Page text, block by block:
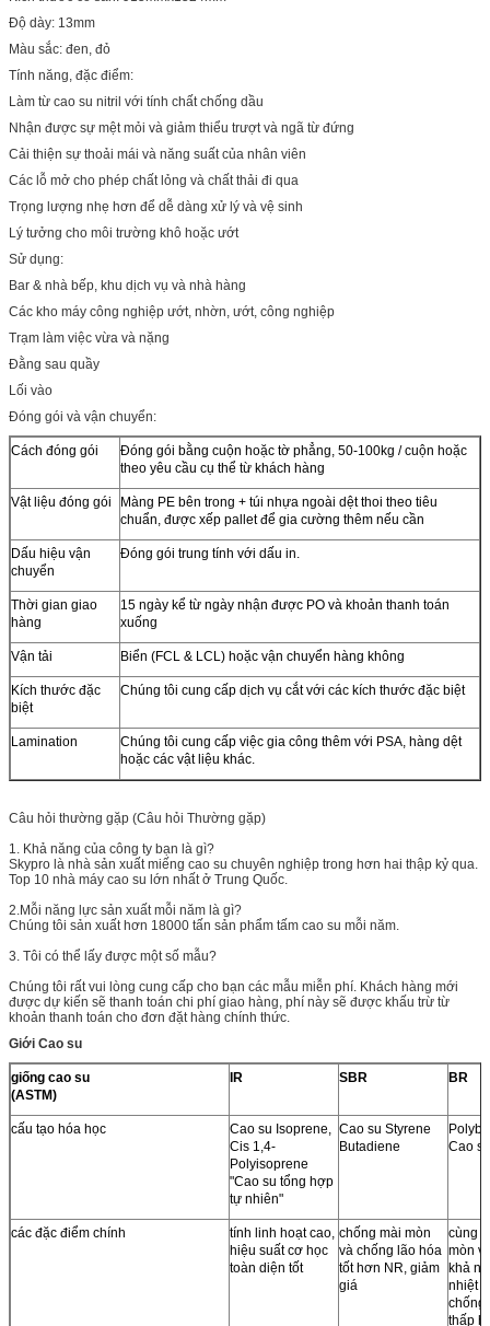
Độ dày: 13mm
Màu sắc: đen, đỏ
Tính năng, đặc điểm:
Làm từ cao su nitril với tính chất chống dầu
Nhận được sự mệt mỏi và giảm thiểu trượt và ngã từ đứng
Cải thiện sự thoải mái và năng suất của nhân viên
Các lỗ mở cho phép chất lỏng và chất thải đi qua
Trọng lượng nhẹ hơn để dễ dàng xử lý và vệ sinh
Lý tưởng cho môi trường khô hoặc ướt
Sử dụng:
Bar & nhà bếp, khu dịch vụ và nhà hàng
Các kho máy công nghiệp ướt, nhờn, ướt, công nghiệp
Trạm làm việc vừa và nặng
Đằng sau quầy
Lối vào
Đóng gói và vận chuyển:
Cách đóng gói
Đóng gói bằng cuộn hoặc tờ phẳng, 50-100kg / cuộn hoặc
theo yêu cầu cụ thể từ khách hàng
Vật liệu đóng gói
Màng PE bên trong + túi nhựa ngoài dệt thoi theo tiêu
chuẩn, được xếp pallet để gia cường thêm nếu cần
Dấu hiệu vận
chuyển
Đóng gói trung tính với dấu in.
Thời gian giao
hàng
15 ngày kể từ ngày nhận được PO và khoản thanh toán
xuống
Vận tải Biển (FCL & LCL) hoặc vận chuyển hàng không
Kích thước đặc
biệt
Chúng tôi cung cấp dịch vụ cắt với các kích thước đặc biệt
Lamination
Chúng tôi cung cấp việc gia công thêm với PSA, hàng dệt
hoặc các vật liệu khác.
Câu hỏi thường gặp (Câu hỏi Thường gặp)
1. Khả năng của công ty bạn là gì?
Skypro là nhà sản xuất miếng cao su chuyên nghiệp trong hơn hai thập kỷ qua.
Top 10 nhà máy cao su lớn nhất ở Trung Quốc.
2.Mỗi năng lực sản xuất mỗi năm là gì?
Chúng tôi sản xuất hơn 18000 tấn sản phẩm tấm cao su mỗi năm.
3. Tôi có thể lấy được một số mẫu?
Chúng tôi rất vui lòng cung cấp cho bạn các mẫu miễn phí. Khách hàng mới
được dự kiến ​​sẽ thanh toán chi phí giao hàng, phí này sẽ được khấu trừ từ
khoản thanh toán cho đơn đặt hàng chính thức.
Giới Cao su
giống cao su
(ASTM)
IR SBR BR
cấu tạo hóa học
Cao su Isoprene,
Cis 1,4-
Polyisoprene
"Cao su tổng hợp
tự nhiên"
Cao su Styrene
Butadiene
Cao su
các đặc điểm chính
tính linh hoạt cao,
hiệu suất cơ học
toàn diện tốt
chống mài mòn
và chống lão hóa
tốt hơn NR, giảm
giá
cùng
mòn
khả
nhiệt
chống
thấp